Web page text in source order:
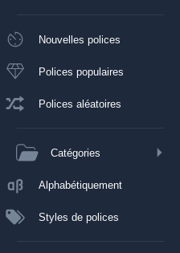
Nouvelles polices
Polices populaires
Polices aléatoires
Catégories
Alphabétiquement
Styles de polices